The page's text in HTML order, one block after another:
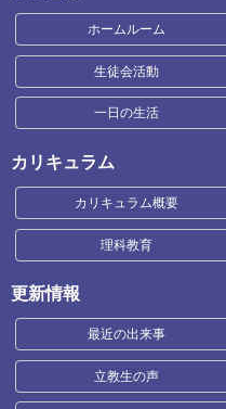
ホームルーム
生徒会活動
一日の生活
カリキュラム
カリキュラム概要
理科教育
更新情報
最近の出来事
立教生の声